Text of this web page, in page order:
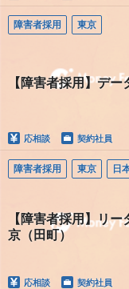
障害者採用 東京
【障害者採用】デー
応相談 契約社員
障害者採用 東京 日
【障害者採用】リ
京（田町）
応相談 契約社員